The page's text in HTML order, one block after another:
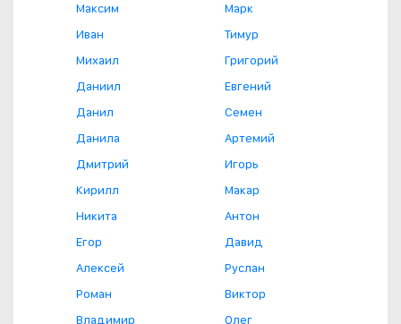
Максим
Иван
Михаил
Даниил
Данил
Данила
Дмитрий
Кирилл
Никита
Егор
Алексей
Роман
Владимир
Марк
Тимур
Григорий
Евгений
Семен
Артемий
Игорь
Макар
Антон
Давид
Руслан
Виктор
Олег